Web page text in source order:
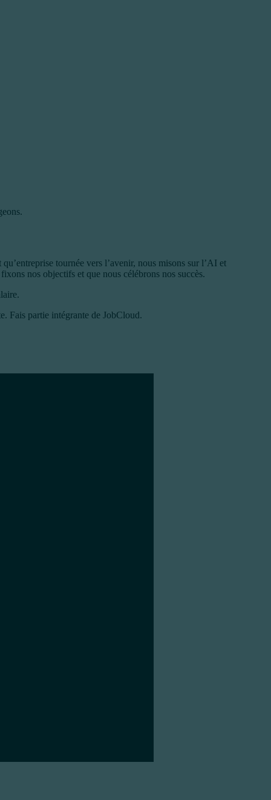
tournée vers l’avenir, nous misons sur l’AI et
nos objectifs et que nous célébrons nos succès.
Fais partie intégrante de JobCloud.